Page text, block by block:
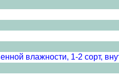
влажности, 1-2 сорт,